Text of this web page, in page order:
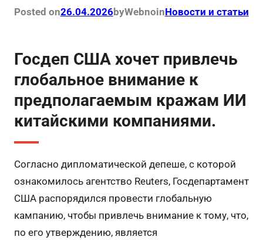
Posted on26.04.2026byWebnoinНовости и статьи
Госдеп США хочет привлечь
глобальное внимание к
предполагаемым кражам ИИ
китайскими компаниями.
Согласно дипломатической депеше, с которой
ознакомилось агентство Reuters, Госдепартамент
США распорядился провести глобальную
кампанию, чтобы привлечь внимание к тому, что,
по его утверждению, является